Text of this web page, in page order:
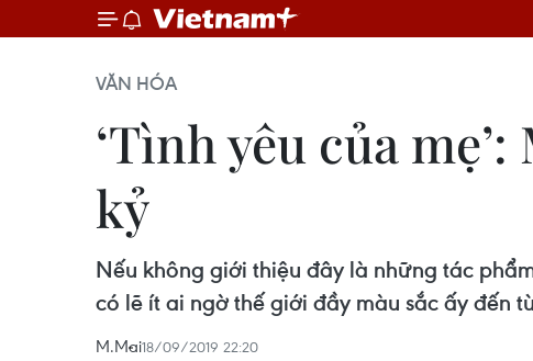
VĂN HÓA
‘Tình yêu của
kỷ
Nếu không giới thiệu đây là những tác
có lẽ ít ai ngờ thế giới đầy màu sắc ấy đến
M.Mai18/09/2019 22:20